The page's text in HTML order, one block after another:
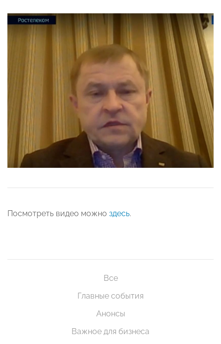
Посмотреть видео можно здесь.
Все
Главные события
Анонсы
Важное для бизнеса